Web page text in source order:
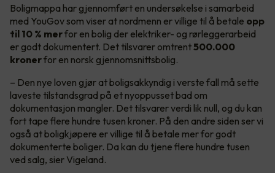
Boligmappa har gjennomført en undersøkelse i samarbeid
med YouGov som viser at nordmenn er villige til å betale opp
til 10 % merfor en bolig der elektriker- og rørleggerarbeid
er godt dokumentert. Det tilsvarer omtrent500.000
kronerfor en norsk gjennomsnittsbolig.
– Den nye loven gjør at boligsakkyndig i verste fall må sette
laveste tilstandsgrad på et nyoppusset bad om
dokumentasjon mangler. Det tilsvarer verdi lik null, og du kan
fort tape flere hundre tusen kroner. På den andre siden ser vi
også at boligkjøpere er villige til å betale mer for godt
dokumenterte boliger. Da kan du tjene flere hundre tusen
ved salg, sier Vigeland.